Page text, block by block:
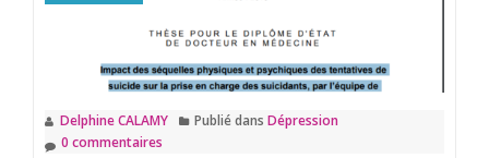
Delphine CALAMY Publié dans Dépression
0 commentaires